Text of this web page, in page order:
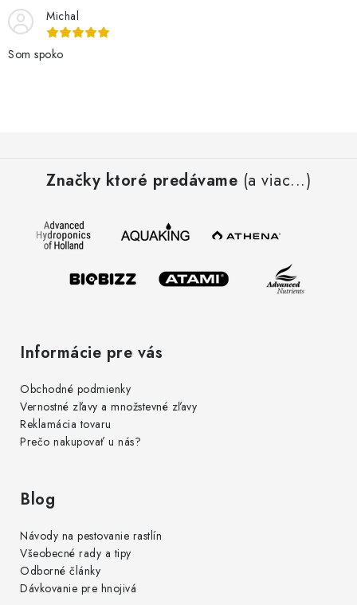
SMART GARDEN
Hodnotenie obchodu
Michal
Som spoko
Značky ktoré predávame (a viac...)
Informácie pre vás
Obchodné podmienky
Vernostné zľavy a množstevné zľavy
Reklamácia tovaru
Prečo nakupovať u nás?
Blog
Návody na pestovanie rastlín
Všeobecné rady a tipy
Odborné články
Dávkovanie pre hnojivá